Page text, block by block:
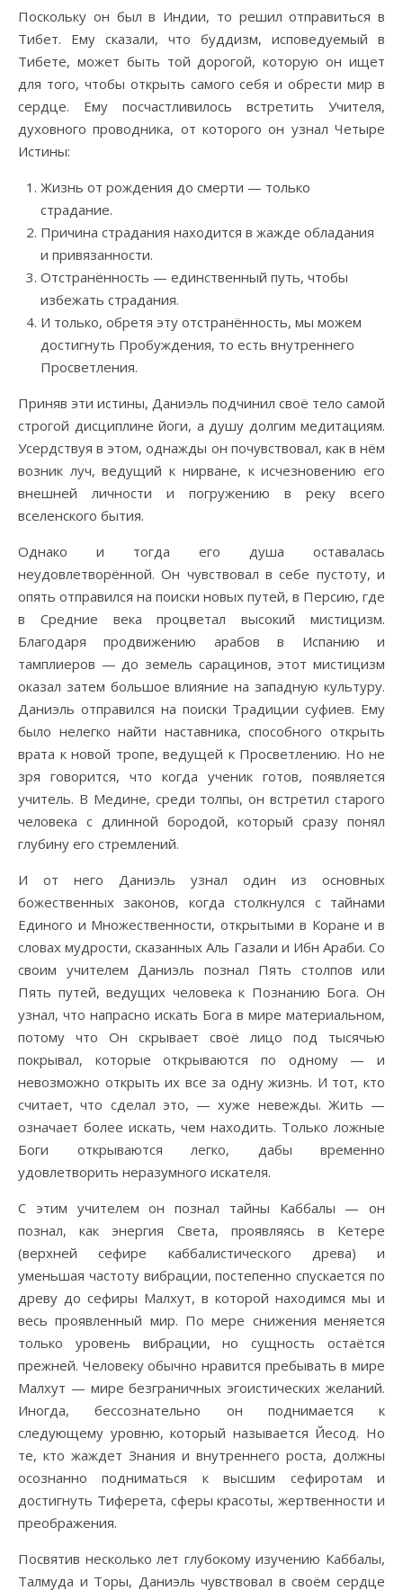
Поскольку он был в Индии, то решил отправиться в
Тибет. Ему сказали, что буддизм, исповедуемый в
Тибете, может быть той дорогой, которую он ищет
для того, чтобы открыть самого себя и обрести мир в
сердце. Ему посчастливилось встретить Учителя,
духовного проводника, от которого он узнал Четыре
Истины:
Жизнь от рождения до смерти — только
страдание.
Причина страдания находится в жажде обладания
и привязанности.
Отстранённость — единственный путь, чтобы
избежать страдания.
И только, обретя эту отстранённость, мы можем
достигнуть Пробуждения, то есть внутреннего
Просветления.
Приняв эти истины, Даниэль подчинил своё тело самой
строгой дисциплине йоги, а душу долгим медитациям.
Усердствуя в этом, однажды он почувствовал, как в нём
возник луч, ведущий к нирване, к исчезновению его
внешней личности и погружению в реку всего
вселенского бытия.
Однако и тогда его душа оставалась
неудовлетворённой. Он чувствовал в себе пустоту, и
опять отправился на поиски новых путей, в Персию, где
в Средние века процветал высокий мистицизм.
Благодаря продвижению арабов в Испанию и
тамплиеров — до земель сарацинов, этот мистицизм
оказал затем большое влияние на западную культуру.
Даниэль отправился на поиски Традиции суфиев. Ему
было нелегко найти наставника, способного открыть
врата к новой тропе, ведущей к Просветлению. Но не
зря говорится, что когда ученик готов, появляется
учитель. В Медине, среди толпы, он встретил старого
человека с длинной бородой, который сразу понял
глубину его стремлений.
И от него Даниэль узнал один из основных
божественных законов, когда столкнулся с тайнами
Единого и Множественности, открытыми в Коране и в
словах мудрости, сказанных Аль Газали и Ибн Араби. Со
своим учителем Даниэль познал Пять столпов или
Пять путей, ведущих человека к Познанию Бога. Он
узнал, что напрасно искать Бога в мире материальном,
потому что Он скрывает своё лицо под тысячью
покрывал, которые открываются по одному — и
невозможно открыть их все за одну жизнь. И тот, кто
считает, что сделал это, — хуже невежды. Жить —
означает более искать, чем находить. Только ложные
Боги открываются легко, дабы временно
удовлетворить неразумного искателя.
С этим учителем он познал тайны Каббалы — он
познал, как энергия Света, проявляясь в Кетере
(верхней сефире каббалистического древа) и
уменьшая частоту вибрации, постепенно спускается по
древу до сефиры Малхут, в которой находимся мы и
весь проявленный мир. По мере снижения меняется
только уровень вибрации, но сущность остаётся
прежней. Человеку обычно нравится пребывать в мире
Малхут — мире безграничных эгоистических желаний.
Иногда, бессознательно он поднимается к
следующему уровню, который называется Йесод. Но
те, кто жаждет Знания и внутреннего роста, должны
осознанно подниматься к высшим сефиротам и
достигнуть Тиферета, сферы красоты, жертвенности и
преображения.
Посвятив несколько лет глубокому изучению Каббалы,
Талмуда и Торы, Даниэль чувствовал в своём сердце